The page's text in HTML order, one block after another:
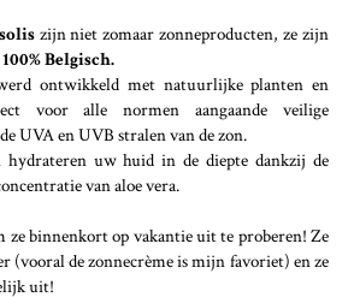
zijn niet zomaar zonneproducten, ze zijn
Belgisch.
ontwikkeld met natuurlijke planten en
voor alle normen aangaande veilige
UVA en UVB stralen van de zon.
hydrateren uw huid in de diepte dankzij de
van aloe vera.
ze binnenkort op vakantie uit te proberen! Ze
(vooral de zonnecrème is mijn favoriet) en ze
uit!